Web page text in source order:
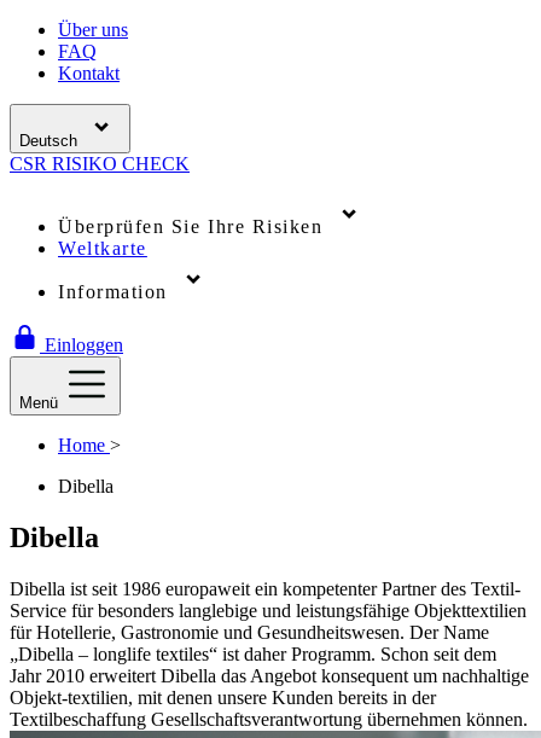
Über uns
FAQ
Kontakt
Deutsch
CSR RISIKO CHECK
Überprüfen Sie Ihre Risiken
Weltkarte
Information
Einloggen
Menü
Home >
Dibella
Dibella
Dibella ist seit 1986 europaweit ein kompetenter Partner des Textil-
Service für besonders langlebige und leistungsfähige Objekttextilien
für Hotellerie, Gastronomie und Gesundheitswesen. Der Name
„Dibella – longlife textiles“ ist daher Programm. Schon seit dem
Jahr 2010 erweitert Dibella das Angebot konsequent um nachhaltige
Objekt-textilien, mit denen unsere Kunden bereits in der
Textilbeschaffung Gesellschaftsverantwortung übernehmen können.